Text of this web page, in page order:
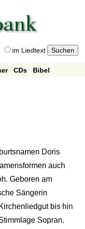
im Liedtext
CDs
Bibel
Doris
auch
Geboren am
Sängerin
bis hin
Sopran.